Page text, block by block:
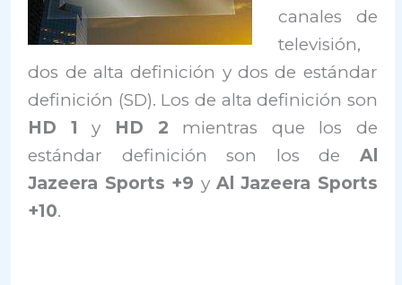
canales de
televisión,
dos de alta definición y dos de estándar
definición (SD). Los de alta definición son
HD 1 y HD 2 mientras que los de
estándar definición son los de Al
Jazeera Sports +9 y Al Jazeera Sports
+10.